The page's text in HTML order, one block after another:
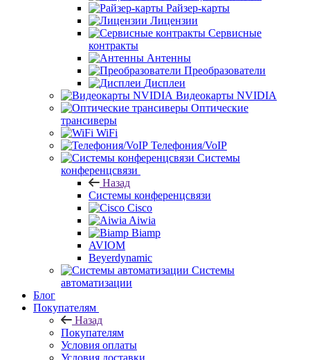
Райзер-карты
Лицензии
Сервисные
контракты
Антенны
Преобразователи
Дисплеи
Видеокарты NVIDIA
Оптические
трансиверы
WiFi
Телефония/VoIP
Системы
конференцсвязи
Назад
Системы конференцсвязи
Cisco
Aiwia
Biamp
AVIOM
Beyerdynamic
Системы
автоматизации
Блог
Покупателям
Назад
Покупателям
Условия оплаты
Условия доставки